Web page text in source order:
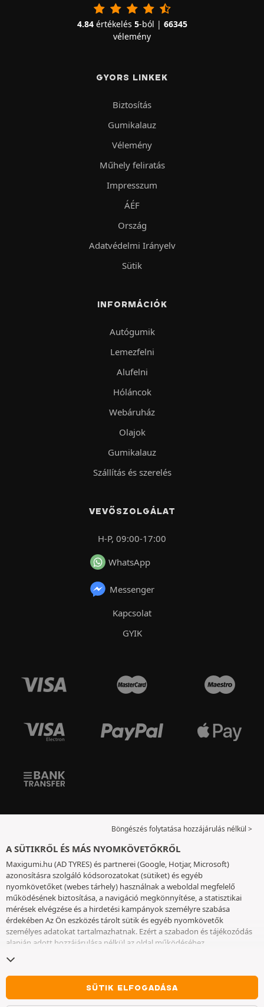
4.84értékelés 5-ból | 66345
vélemény
GYORS LINKEK
Biztosítás
Gumikalauz
Vélemény
Műhely feliratás
Impresszum
ÁÉF
Ország
Adatvédelmi Irányelv
Sütik
INFORMÁCIÓK
Autógumik
Lemezfelni
Alufelni
Hóláncok
Webáruház
Olajok
Gumikalauz
Szállítás és szerelés
VEVŐSZOLGÁLAT
H-P, 09:00-17:00
WhatsApp
Messenger
Kapcsolat
GYIK
Böngészés folytatása hozzájárulás nélkül >
A SÜTIKRŐL ÉS MÁS NYOMKÖVETŐKRŐL
Maxigumi.hu (AD TYRES) és partnerei (Google, Hotjar, Microsoft)
azonosításra szolgáló kódsorozatokat (sütiket) és egyéb
nyomkövetőket (webes tárhely) használnak a weboldal megfelelő
működésének biztosítása, a navigáció megkönnyítése, a statisztikai
mérések elvégzése és a hirdetési kampányok személyre szabása
érdekében Az Ön eszközés tárolt sütik és egyéb nyomkövetők
személyes adatokat tartalmazhatnak. Ezért a szabadon és tájékozódás
alapján adott hozzájárulása nélkül az oldal működéséhez
nyomkövetőket az eszközén. Az Ön által választott beállításokat 6
hónapig őrizzük meg. A hozzájárulását bármikor visszavonhatja aSütik
és egyéb nyomkövetőkoldalon. Ön dönthet úgy, hogy a böngészést a
sütik vagy más nyomkövetők elhelyezésének elfogadása nélkül
SÜTIK ELFOGADÁSA